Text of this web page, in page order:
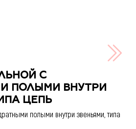
С
ПОЛЫМИ ВНУТРИ
ЦЕПЬ
полыми внутри звеньями, типа